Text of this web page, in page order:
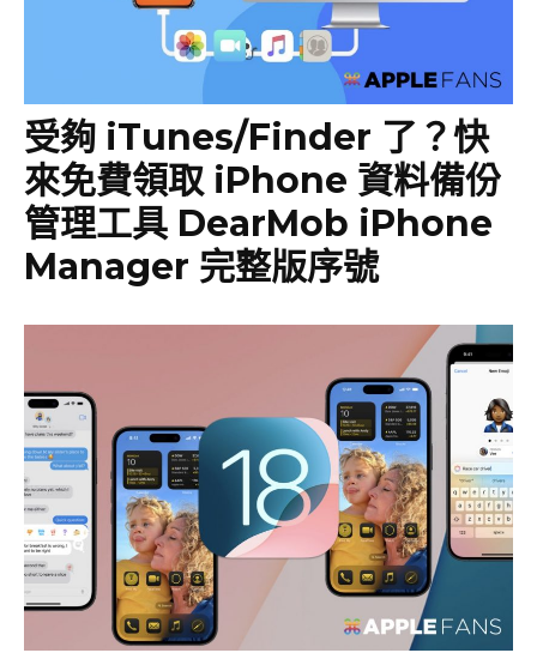
受夠 iTunes/Finder 了？快
來免費領取 iPhone 資料備份
管理工具 DearMob iPhone
Manager 完整版序號